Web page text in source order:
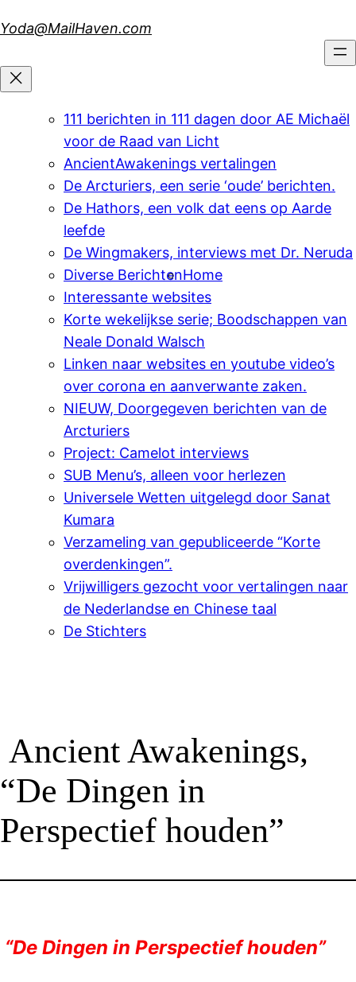
to
Yoda@MailHaven.com
111 berichten in 111 dagen door AE Michaël
voor de Raad van Licht
AncientAwakenings vertalingen
De Arcturiers, een serie ‘oude’ berichten.
De Hathors, een volk dat eens op Aarde
leefde
De Wingmakers, interviews met Dr. Neruda
Diverse BerichtenHome
Interessante websites
Korte wekelijkse serie; Boodschappen van
Neale Donald Walsch
Linken naar websites en youtube video’s
over corona en aanverwante zaken.
NIEUW, Doorgegeven berichten van de
Arcturiers
Project: Camelot interviews
SUB Menu’s, alleen voor herlezen
Universele Wetten uitgelegd door Sanat
Kumara
Verzameling van gepubliceerde “Korte
overdenkingen”.
Vrijwilligers gezocht voor vertalingen naar
de Nederlandse en Chinese taal
De Stichters
Ancient Awakenings,
“De Dingen in
Perspectief houden”
“De Dingen in Perspectief houden”